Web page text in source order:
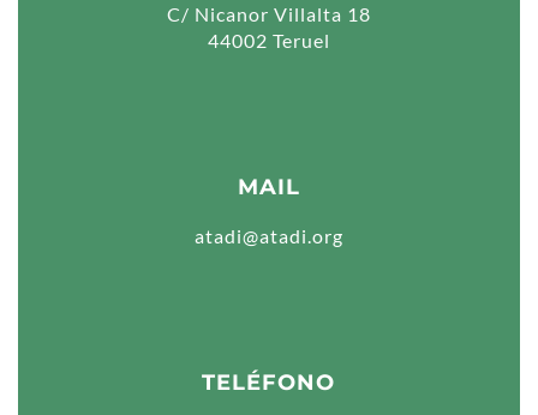
C/ Nicanor Villalta 18
44002 Teruel
MAIL
atadi@atadi.org
TELÉFONO